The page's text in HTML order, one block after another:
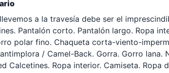
a la travesía debe ser el
Pantalón corto. Pantalón largo. Ropa
polar fino. Chaqueta corta-viento-
/ Camel-Back. Gorra. Gorro lana.
Calcetines. Ropa interior. Camiseta. Ropa